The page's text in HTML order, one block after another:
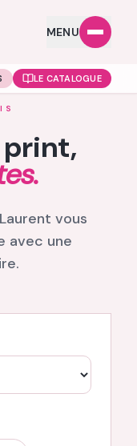
MENU
LE CATALOGUE
vous
avec une